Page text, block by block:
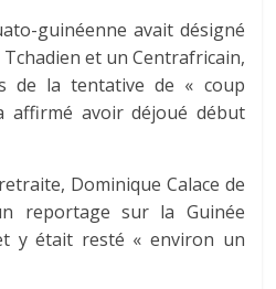
guinéenne avait désigné
Tchadien et un Centrafricain,
de la tentative de « coup
affirmé avoir déjoué début
Dominique Calace de
reportage sur la Guinée
y était resté « environ un